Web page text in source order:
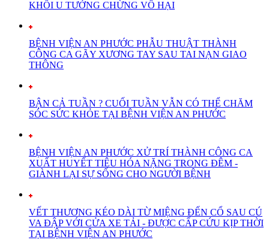
KHỐI U TƯỞNG CHỪNG VÔ HẠI
BỆNH VIỆN AN PHƯỚC PHẪU THUẬT THÀNH
CÔNG CA GÃY XƯƠNG TAY SAU TAI NẠN GIAO
THÔNG
BẬN CẢ TUẦN ? CUỐI TUẦN VẪN CÓ THỂ CHĂM
SÓC SỨC KHỎE TẠI BỆNH VIỆN AN PHƯỚC
BỆNH VIỆN AN PHƯỚC XỬ TRÍ THÀNH CÔNG CA
XUẤT HUYẾT TIÊU HÓA NẶNG TRONG ĐÊM -
GIÀNH LẠI SỰ SỐNG CHO NGƯỜI BỆNH
VẾT THƯƠNG KÉO DÀI TỪ MIỆNG ĐẾN CỔ SAU CÚ
VA ĐẬP VỚI CỬA XE TẢI - ĐƯỢC CẤP CỨU KỊP THỜI
TẠI BỆNH VIỆN AN PHƯỚC